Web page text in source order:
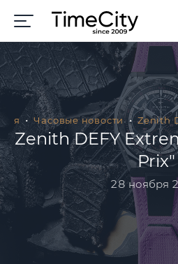
Часовые новости Zenith
Zenith DEFY
Prix"
28 ноября